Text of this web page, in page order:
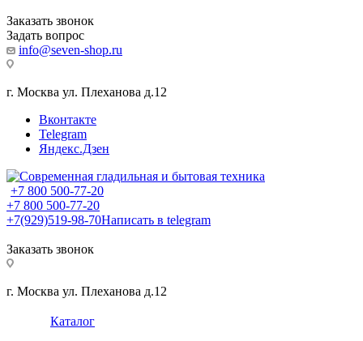
Заказать звонок
Задать вопрос
info@seven-shop.ru
г. Москва ул. Плеханова д.12
Вконтакте
Telegram
Яндекс.Дзен
+7 800 500-77-20
+7 800 500-77-20
+7(929)519-98-70Написать в telegram
Заказать звонок
г. Москва ул. Плеханова д.12
Каталог